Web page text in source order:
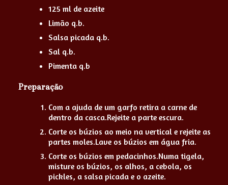
125 ml de azeite
Limão q.b.
Salsa picada q.b.
Sal q.b.
Pimenta q.b
Preparação
Com a ajuda de um garfo retira a carne de
dentro da casca.Rejeite a parte escura.
Corte os búzios ao meio na vertical e rejeite as
partes moles.Lave os búzios em água fria.
Corte os búzios em pedacinhos.Numa tigela,
misture os búzios, os alhos, a cebola, os
pickles, a salsa picada e o azeite.